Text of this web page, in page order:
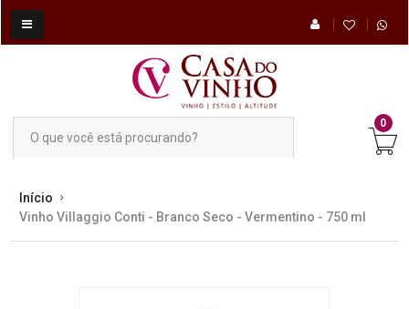
0
Início
Vinho Villaggio Conti - Branco Seco - Vermentino - 750 ml